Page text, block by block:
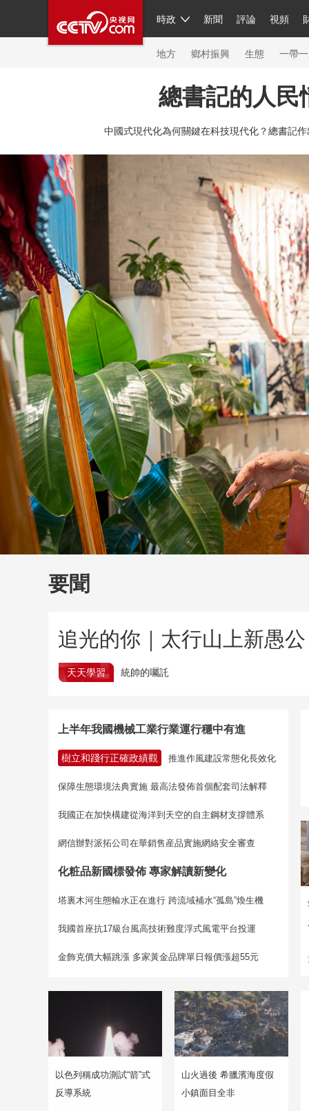
時政 新聞 評論 視頻
人民領袖習近平 聯播+ 中國
直播 片庫 欄目大全 節目單
簡體 海外頻道 iPanda
地方 鄉村振興 生態 一帶
總台春晚
新聞
人民領袖
視頻
現場
體育
VIP會員
財經
大國智造
CCTV.
總書記的人民
中國式現代化為何關鍵在科技現代化？總書記
要聞
追光的你｜太行山上新愚公
天天學習 統帥的囑託
上半年我國機械工業行業運行穩中有進
樹立和踐行正確政績觀 推進作風建設常態化長效化
保障生態環境法典實施 最高法發佈首個配套司法解釋
我國正在加快構建從海洋到天空的自主鋼材支撐體系
網信辦對派拓公司在華銷售産品實施網絡安全審查
化粧品新國標發佈 專家解讀新變化
塔裏木河生態輸水正在進行 跨流域補水“孤島”煥生機
我國首座抗17級台風高技術難度浮式風電平台投運
金飾克價大幅跳漲 多家黃金品牌單日報價漲超55元
以色列稱成功測試“箭”式
反導系統
山火過後 希臘濱海度假
小鎮面目全非